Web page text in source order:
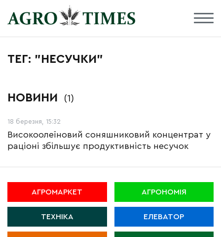
ТЕГ: "НЕСУЧКИ"
НОВИНИ (1)
18 березня, 15:32
Високоолеїновий соняшниковий концентрат у
раціоні збільшує продуктивність несучок
АГРОМАРКЕТ АГРОНОМІЯ
ТЕХНІКА ЕЛЕВАТОР